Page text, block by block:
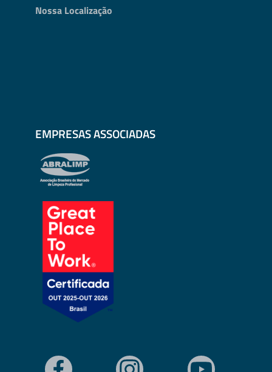
Nossa Localização
EMPRESAS ASSOCIADAS